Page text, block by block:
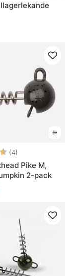
(4)
Pike M,
2-pack